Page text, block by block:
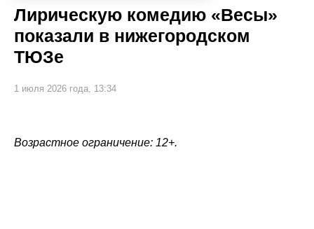
Лирическую комедию «Весы»
показали в нижегородском
ТЮЗе
1 июля 2026 года, 13:34
Возрастное ограничение: 12+.